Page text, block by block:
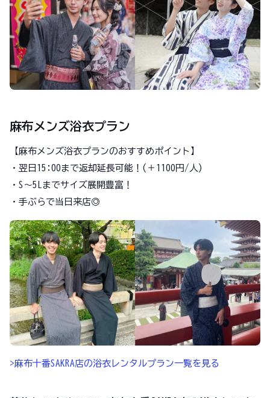
麻布メンズ浴衣プラン
【麻布メンズ浴衣プランのおすすめポイント】
・翌日15:00まで返却延長可能！(＋1100円/人)
・S～5Lまでサイズ展開豊富！
・手ぶらで当日来店◎
>麻布十番SAKRA店の浴衣レンタルプラン一覧を見る